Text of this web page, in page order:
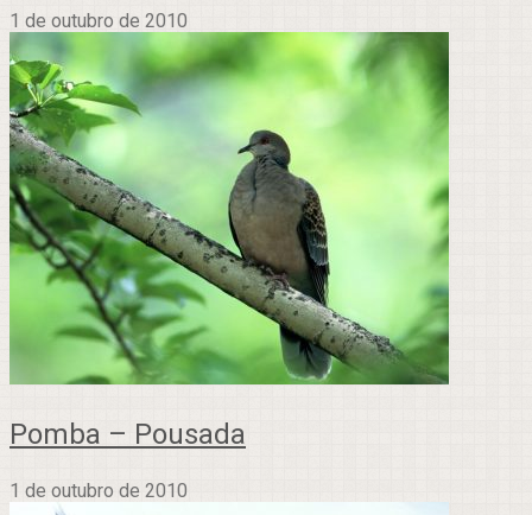
1 de outubro de 2010
Pomba – Pousada
1 de outubro de 2010